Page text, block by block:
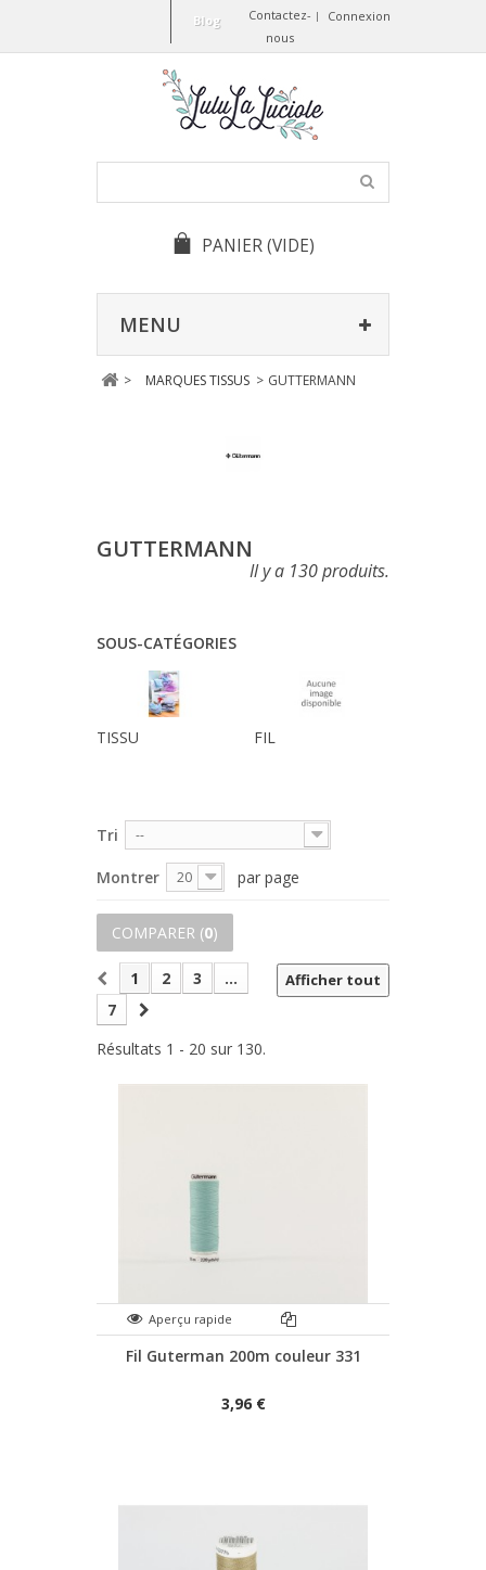
Connexion
Contactez-
nous
Blog
PANIER(VIDE)
MENU
> MARQUES TISSUS > GUTTERMANN
GUTTERMANN
Il y a 130 produits.
SOUS-CATÉGORIES
TISSU FIL
Tri --
Montrer 20 par page
COMPARER (0)
Afficher tout
1 2 3
...
7
Résultats 1 - 20 sur 130.
Aperçu rapide
Fil Guterman 200m couleur 331
3,96 €